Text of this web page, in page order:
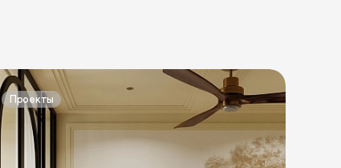
Проекты